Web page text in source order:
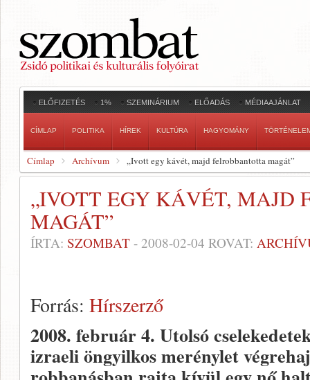
ELŐFIZETÉS 1% SZEMINÁRIUM ELŐADÁS MÉDIAAJÁNLAT
CÍMLAP POLITIKA HÍREK KULTÚRA HAGYOMÁNY
Címlap Archívum „Ivott egy kávét, majd felrobbantotta magát”
„IVOTT EGY KÁVÉT, MAJD
MAGÁT”
ÍRTA: SZOMBAT - 2008-02-04 ROVAT:
Forrás: Hírszerző
2008. február 4. Utolsó
izraeli öngyilkos merénylet